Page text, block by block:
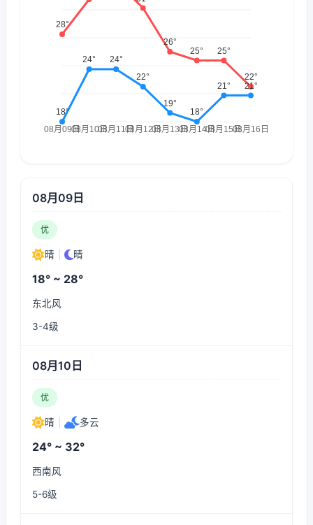
08月09日
优
晴 晴
18° ~ 28°
东北风
3-4级
08月10日
优
晴 多云
24° ~ 32°
西南风
5-6级